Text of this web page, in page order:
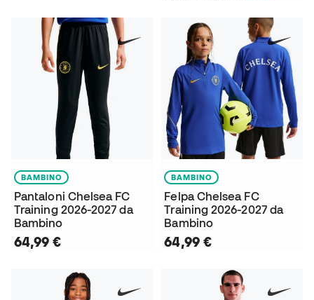
BAMBINO
Pantaloni Chelsea FC
Training 2026-2027 da
Bambino
64,99 €
BAMBINO
Felpa Chelsea FC
Training 2026-2027 da
Bambino
64,99 €